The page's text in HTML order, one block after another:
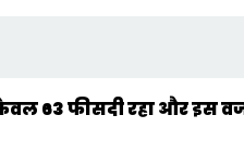
63 फीसदी रहा और इस